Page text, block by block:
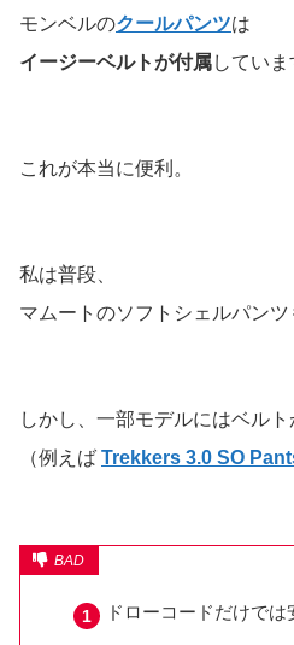
モンベルのクールパンツは
イージーベルトが付属していま
これが本当に便利。
私は普段、
マムートのソフトシェルパンツ
しかし、一部モデルにはベルト
（例えば Trekkers 3.0 SO
ドローコードだけでは